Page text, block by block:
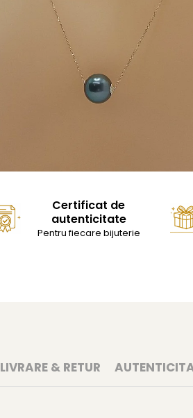
Certificat de
autenticitate
Pentru fiecare bijuterie
LIVRARE & RETUR